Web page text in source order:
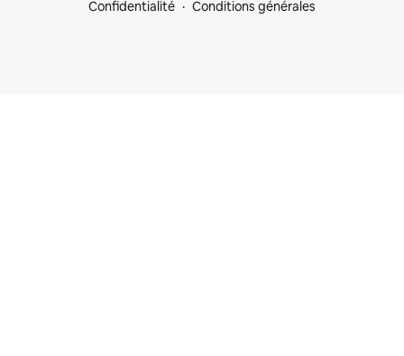
Confidentialité
Conditions générales